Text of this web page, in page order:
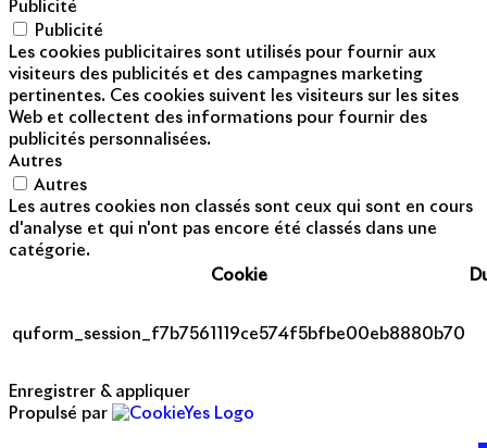
Publicité
Publicité
Les cookies publicitaires sont utilisés pour fournir aux
visiteurs des publicités et des campagnes marketing
pertinentes. Ces cookies suivent les visiteurs sur les sites
Web et collectent des informations pour fournir des
publicités personnalisées.
Autres
Autres
Les autres cookies non classés sont ceux qui sont en cours
d'analyse et qui n'ont pas encore été classés dans une
catégorie.
Cookie
quform_session_f7b7561119ce574f5bfbe00eb8880b70
Enregistrer & appliquer
Propulsé par